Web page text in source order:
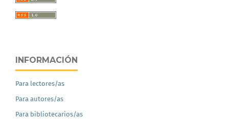
INFORMACIÓN
Para lectores/as
Para autores/as
Para bibliotecarios/as